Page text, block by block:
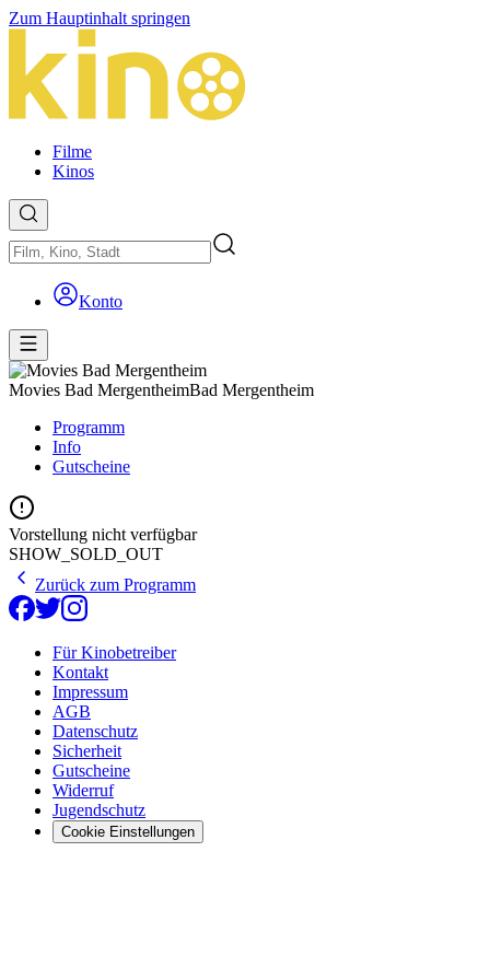
Zum Hauptinhalt springen
Filme
Kinos
Konto
Movies Bad MergentheimBad Mergentheim
Programm
Info
Gutscheine
Vorstellung nicht verfügbar
SHOW_SOLD_OUT
Zurück zum Programm
Für Kinobetreiber
Kontakt
Impressum
AGB
Datenschutz
Sicherheit
Gutscheine
Widerruf
Jugendschutz
Cookie Einstellungen